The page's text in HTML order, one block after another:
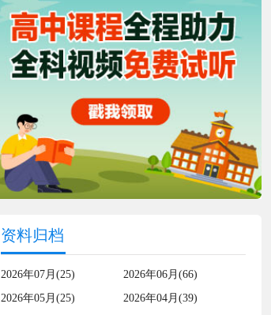
资料归档
2026年07月(25)
2026年06月(66)
2026年05月(25)
2026年04月(39)